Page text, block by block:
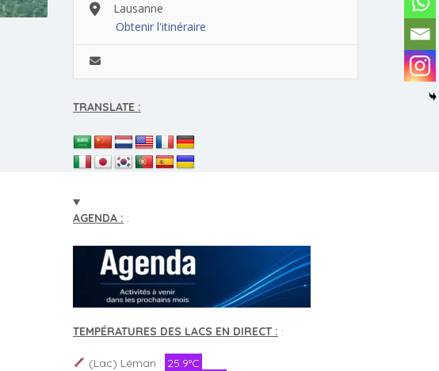
Lausanne
Obtenir l'itinéraire
TRANSLATE :
AGENDA : :
TEMPÉRATURES DES LACS EN DIRECT : :
(Lac) Léman : 25.9°C